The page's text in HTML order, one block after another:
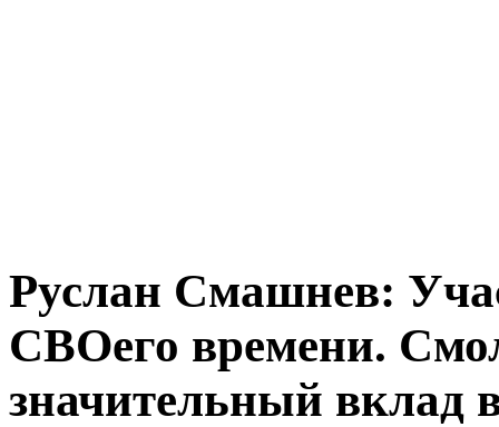
Руслан Смашнев:
СВОего времени.
значительный вклад